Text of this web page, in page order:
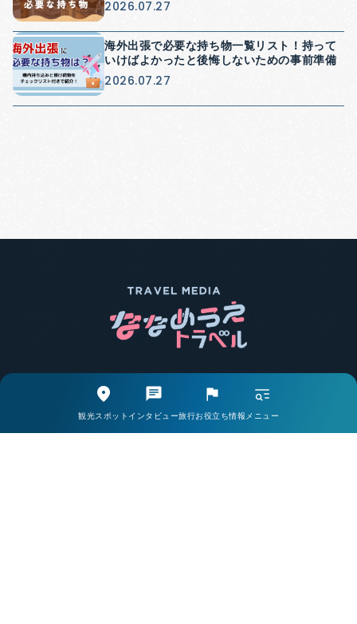
2026.07.27
海外出張で必要な持ち物一覧リスト！持って
いけばよかったと後悔しないための事前準備
2026.07.27
観光スポット インタビュー旅行お役立ち情報 メニュー
エリア別で探す
観光スポットから探す
取材・インタビューから探す